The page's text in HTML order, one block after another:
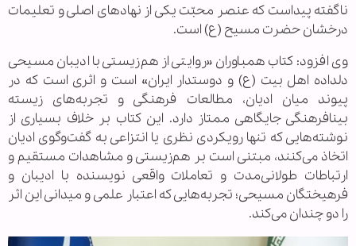
ناگفته پیداست که عنصر محبّت یکی از نهادهای اصلی و تعلیمات
درخشان حضرت مسیح (ع) است.
وی افزود: کتاب همباوران «روایتی از هم‌زیستی با ادیبان مسیحی
دلداده اهل بیت (ع) و دوستدار ایران» است و اثری است که در
پیوند میان ادیان، مطالعات فرهنگی و تجربه‌های زیسته
بینافرهنگی جایگاهی ممتاز دارد. این کتاب بر خلاف بسیاری از
نوشته‌هایی که تنها رویکردی نظری یا انتزاعی به گفت‌وگوی ادیان
اتخاذ می‌کنند، مبتنی است بر هم‌زیستی و مشاهدات مستقیم و
ارتباطات طولانی‌مدت و تعاملات واقعی نویسنده با ادیبان و
فرهیختگان مسیحی؛ تجربه‌هایی که اعتبار علمی و میدانی این اثر
را دو چندان می‌کند.